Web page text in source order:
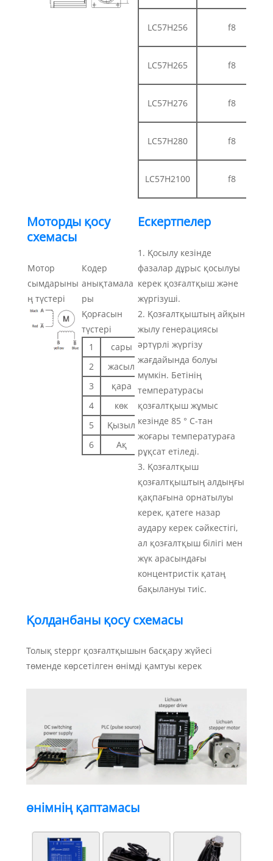
LC57H256 f8
LC57H265 f8
LC57H276 f8
LC57H280 f8
LC57H2100 f8
Моторды қосу
схемасы
Мотор
сымдарыны
ң түстері
Кодер
анықтамала
ры
Қорғасын
түстері
1
сары
EB+
2
жасыл
EB-
3
қара
EA+
4
көк
EA-
5
Қызыл
+5VCC
6
Ақ EGND
Ескертпелер
1. Қосылу кезінде
фазалар дұрыс қосылуы
керек қозғалтқыш және
жүргізуші.
2. Қозғалтқыштың айқын
жылу генерациясы
әртүрлі жүргізу
жағдайында болуы
мүмкін. Бетінің
температурасы
қозғалтқыш жұмыс
кезінде 85 ° C-тан
жоғары температураға
рұқсат етіледі.
3. Қозғалтқыш
қозғалтқыштың алдыңғы
қақпағына орнатылуы
керек, қатеге назар
аудару керек сәйкестігі,
ал қозғалтқыш білігі мен
жүк арасындағы
концентристік қатаң
бақылануы тиіс.
Қолданбаны қосу схемасы
Толық steppr қозғалтқышын басқару жүйесі
төменде көрсетілген өнімді қамтуы керек
өнімнің қаптамасы